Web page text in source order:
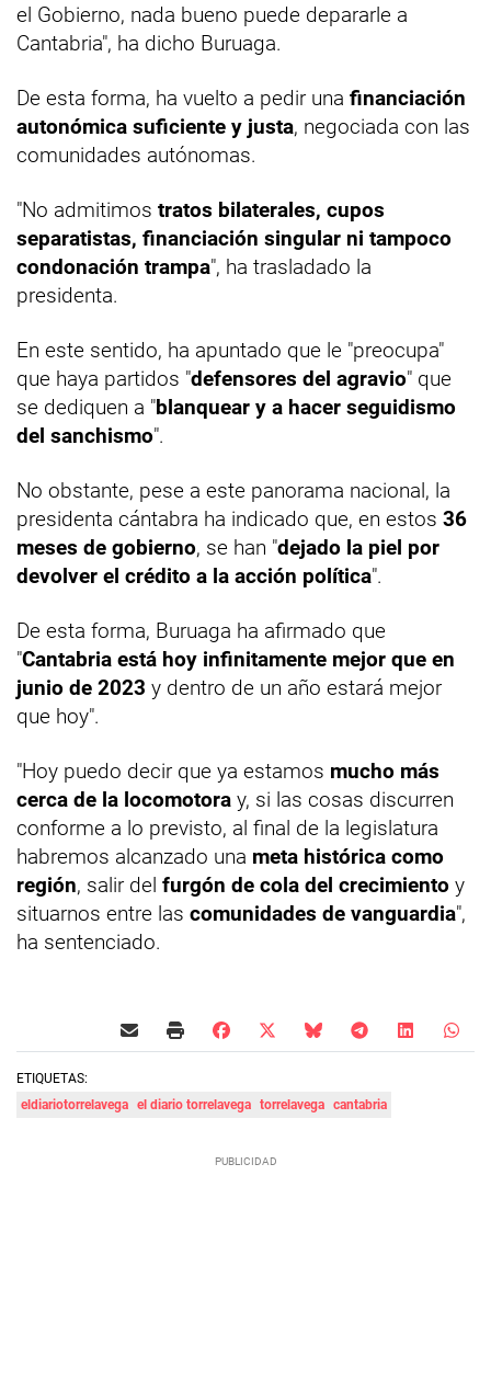
el Gobierno, nada bueno puede depararle a
Cantabria", ha dicho Buruaga.
De esta forma, ha vuelto a pedir una financiación
autonómica suficiente y justa, negociada con las
comunidades autónomas.
"No admitimos tratos bilaterales, cupos
separatistas, financiación singular ni tampoco
condonación trampa", ha trasladado la
presidenta.
En este sentido, ha apuntado que le "preocupa"
que haya partidos "defensores del agravio" que
se dediquen a "blanquear y a hacer seguidismo
del sanchismo".
No obstante, pese a este panorama nacional, la
presidenta cántabra ha indicado que, en estos 36
meses de gobierno, se han "dejado la piel por
devolver el crédito a la acción política".
De esta forma, Buruaga ha afirmado que
"Cantabria está hoy infinitamente mejor que en
junio de 2023 y dentro de un año estará mejor
que hoy".
"Hoy puedo decir que ya estamos mucho más
cerca de la locomotora y, si las cosas discurren
conforme a lo previsto, al final de la legislatura
habremos alcanzado una meta histórica como
región, salir del furgón de cola del crecimiento y
situarnos entre las comunidades de vanguardia",
ha sentenciado.
ETIQUETAS:
eldiariotorrelavega el diario torrelavega torrelavega cantabria